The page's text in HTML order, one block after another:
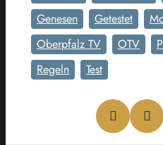
Genesen
Getestet
Oberpfalz TV
OTV
Regeln
Test